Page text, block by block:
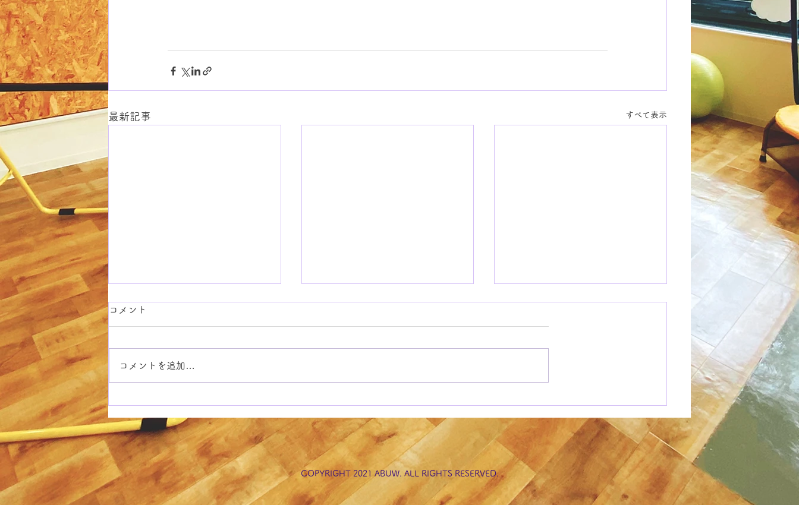
最新記事 すべて表示
LINE連絡帳追加
注意欠陥多動性障害の特性
(1)
コメント
コメントを追加…
COPYRIGHT 2021 ABUW. ALL RIGHTS RESERVED.